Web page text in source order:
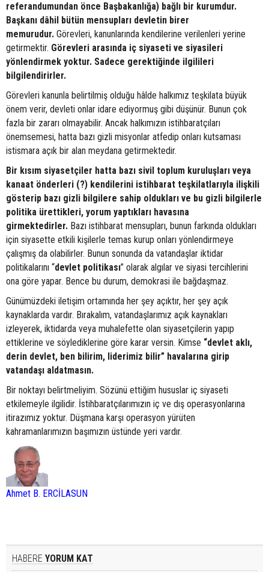
referandumundan önce Başbakanlığa) bağlı bir kurumdur.
Başkanı dâhil bütün mensupları devletin birer
memurudur. Görevleri, kanunlarında kendilerine verilenleri yerine
getirmektir. Görevleri arasında iç siyaseti ve siyasileri
yönlendirmek yoktur. Sadece gerektiğinde ilgilileri
bilgilendirirler.
Görevleri kanunla belirtilmiş olduğu hâlde halkımız teşkilata büyük
önem verir, devleti onlar idare ediyormuş gibi düşünür. Bunun çok
fazla bir zararı olmayabilir. Ancak halkımızın istihbaratçıları
önemsemesi, hatta bazı gizli misyonlar atfedip onları kutsaması
istismara açık bir alan meydana getirmektedir.
Bir kısım siyasetçiler hatta bazı sivil toplum kuruluşları veya
kanaat önderleri (?) kendilerini istihbarat teşkilatlarıyla ilişkili
gösterip bazı gizli bilgilere sahip oldukları ve bu gizli bilgilerle
politika ürettikleri, yorum yaptıkları havasına
girmektedirler. Bazı istihbarat mensupları, bunun farkında oldukları
için siyasette etkili kişilerle temas kurup onları yönlendirmeye
çalışmış da olabilirler. Bunun sonunda da vatandaşlar iktidar
politikalarını “devlet politikası” olarak algılar ve siyasi tercihlerini
ona göre yapar. Bence bu durum, demokrasi ile bağdaşmaz.
Günümüzdeki iletişim ortamında her şey açıktır, her şey açık
kaynaklarda vardır. Bırakalım, vatandaşlarımız açık kaynakları
izleyerek, iktidarda veya muhalefette olan siyasetçilerin yapıp
ettiklerine ve söylediklerine göre karar versin. Kimse “devlet aklı,
derin devlet, ben bilirim, liderimiz bilir” havalarına girip
vatandaşı aldatmasın.
Bir noktayı belirtmeliyim. Sözünü ettiğim hususlar iç siyaseti
etkilemeyle ilgilidir. İstihbaratçılarımızın iç ve dış operasyonlarına
itirazımız yoktur. Düşmana karşı operasyon yürüten
kahramanlarımızın başımızın üstünde yeri vardır.
Ahmet B. ERCİLASUN
HABERE YORUM KAT